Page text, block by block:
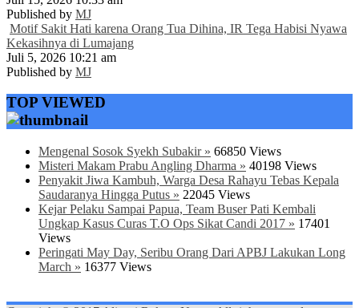
Published by MJ
Motif Sakit Hati karena Orang Tua Dihina, IR Tega Habisi Nyawa
Kekasihnya di Lumajang
Juli 5, 2026 10:21 am
Published by MJ
TOP VIEWED
Mengenal Sosok Syekh Subakir » 66850 Views
Misteri Makam Prabu Angling Dharma » 40198 Views
Penyakit Jiwa Kambuh, Warga Desa Rahayu Tebas Kepala
Saudaranya Hingga Putus » 22045 Views
Kejar Pelaku Sampai Papua, Team Buser Pati Kembali
Ungkap Kasus Curas T.O Ops Sikat Candi 2017 » 17401
Views
Peringati May Day, Seribu Orang Dari APBJ Lakukan Long
March » 16377 Views